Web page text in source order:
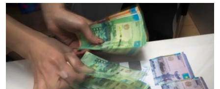
Skip
to
Search
ӘЛЕУМЕТ
ӘЛЕМ
АРНАЙЫ ЖОБАЛАР
Русский